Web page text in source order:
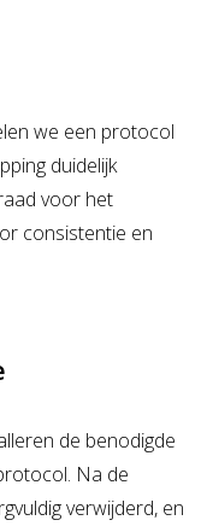
we een protocol
duidelijk
voor het
consistentie en
de benodigde
Na de
verwijderd, en